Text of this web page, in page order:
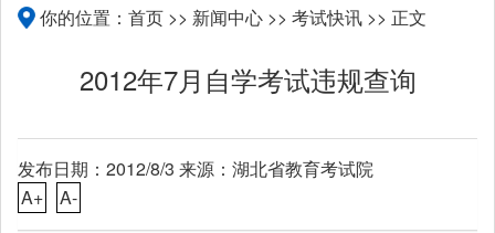
你的位置： 首页 >> 新闻中心 >> 考试快讯 >> 正文
2012年7月自学考试违规查询
发布日期：2012/8/3 来源：湖北省教育考试院
A+
A-